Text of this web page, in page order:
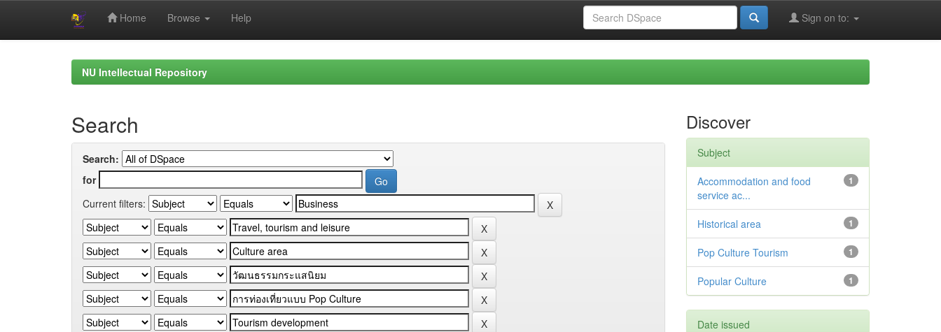
Home Browse Help Sign on to:
NU Intellectual Repository
Search
Search:
for
Current filters:
Discover
Subject
1
Accommodation and food
service ac...
1
Historical area
1
Pop Culture Tourism
1
Popular Culture
Date issued